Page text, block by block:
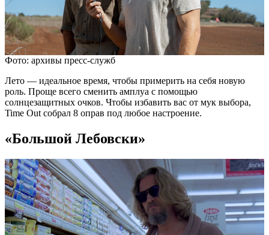
Фото: архивы пресс-служб
Лето — идеальное время, чтобы примерить на себя новую
роль. Проще всего сменить амплуа с помощью
солнцезащитных очков. Чтобы избавить вас от мук выбора,
Time Out собрал 8 оправ под любое настроение.
«Большой Лебовски»